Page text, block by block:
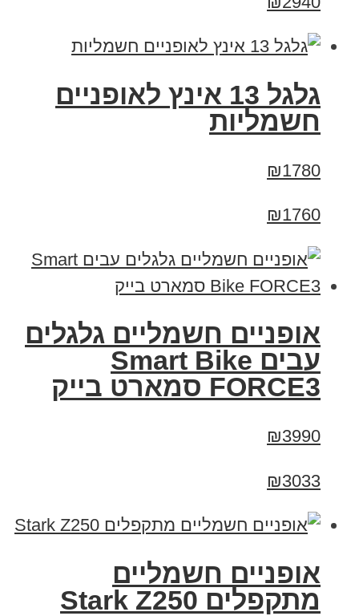
גלגל 13 אינץ לאופניים
חשמליות
₪1780
₪1760
אופניים חשמליים גלגלים
עבים Smart Bike
FORCE3 סמארט בייק
₪3990
₪3033
‏אופניים חשמליים
‏מתקפלים Stark Z250